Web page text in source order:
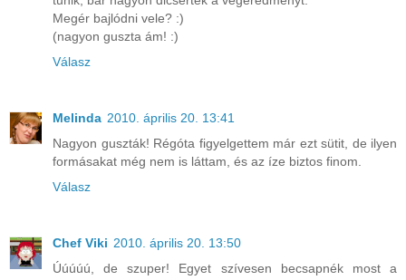
Megér bajlódni vele? :)
(nagyon guszta ám! :)
Válasz
Melinda 2010. április 20. 13:41
Nagyon guszták! Régóta figyelgettem már ezt sütit, de ilyen
formásakat még nem is láttam, és az íze biztos finom.
Válasz
Chef Viki 2010. április 20. 13:50
Úúúúú, de szuper! Egyet szívesen becsapnék most a